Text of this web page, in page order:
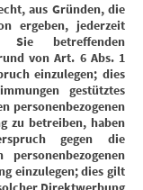
aus Gründen, die
ergeben, jederzeit
betreffenden
von Art. 6 Abs. 1
einzulegen; dies
gestütztes
personenbezogenen
zu betreiben, haben
gegen die
einzulegen; dies gilt